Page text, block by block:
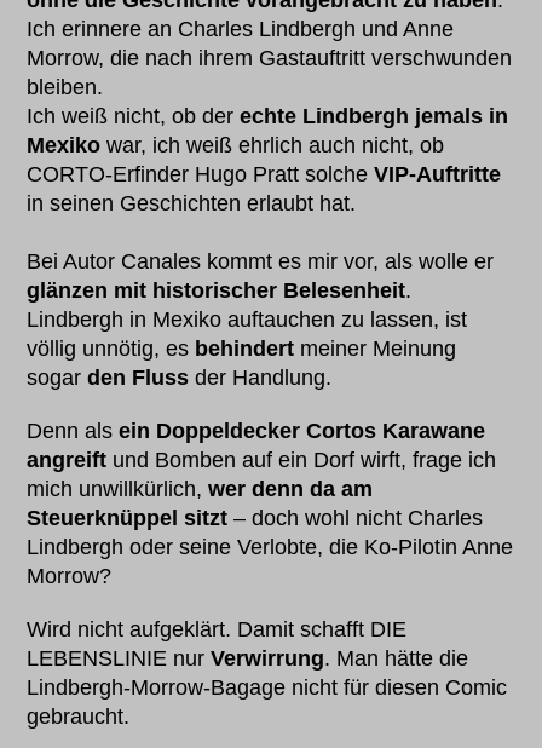
Ich erinnere an Charles Lindbergh und Anne
Morrow, die nach ihrem Gastauftritt verschwunden
bleiben.
Ich weiß nicht, ob derechte Lindbergh jemals in
Mexiko war, ich weiß ehrlich auch nicht, ob
CORTO-Erfinder Hugo Pratt solcheVIP-Auftritte
in seinen Geschichten erlaubt hat.
Bei Autor Canales kommt es mir vor, als wolle er
glänzen mit historischer Belesenheit.
Lindbergh in Mexiko auftauchen zu lassen, ist
völlig unnötig, es behindert meiner Meinung
sogarden Fluss der Handlung.
Denn alsein Doppeldecker Cortos Karawane
angreift und Bomben auf ein Dorf wirft, frage ich
mich unwillkürlich,wer denn da am
Steuerknüppel sitzt – doch wohl nicht Charles
Lindbergh oder seine Verlobte, die Ko-Pilotin Anne
Morrow?
Wird nicht aufgeklärt. Damit schafft DIE
LEBENSLINIE nurVerwirrung. Man hätte die
Lindbergh-Morrow-Bagage nicht für diesen Comic
gebraucht.